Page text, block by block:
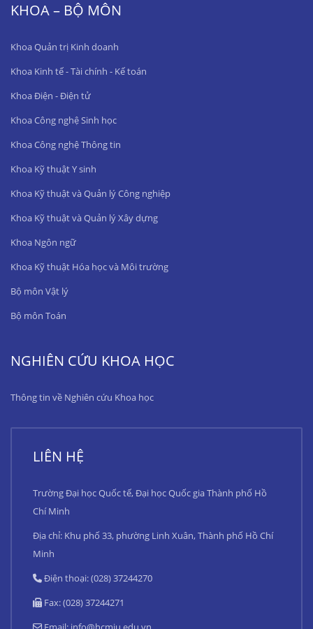
KHOA – BỘ MÔN
Khoa Quản trị Kinh doanh
Khoa Kinh tế - Tài chính - Kế toán
Khoa Điện - Điện tử
Khoa Công nghệ Sinh học
Khoa Công nghệ Thông tin
Khoa Kỹ thuật Y sinh
Khoa Kỹ thuật và Quản lý Công nghiệp
Khoa Kỹ thuật và Quản lý Xây dựng
Khoa Ngôn ngữ
Khoa Kỹ thuật Hóa học và Môi trường
Bộ môn Vật lý
Bộ môn Toán
NGHIÊN CỨU KHOA HỌC
Thông tin về Nghiên cứu Khoa học
LIÊN HỆ
Trường Đại học Quốc tế, Đại học Quốc gia Thành phố Hồ
Chí Minh
Địa chỉ: Khu phố 33, phường Linh Xuân, Thành phố Hồ Chí
Minh
Điện thoại: (028) 37244270
Fax: (028) 37244271